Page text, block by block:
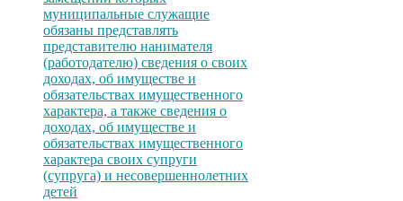
муниципальные служащие
обязаны представлять
представителю нанимателя
(работодателю) сведения о своих
доходах, об имуществе и
обязательствах имущественного
характера, а также сведения о
доходах, об имуществе и
обязательствах имущественного
характера своих супруги
(супруга) и несовершеннолетних
детей